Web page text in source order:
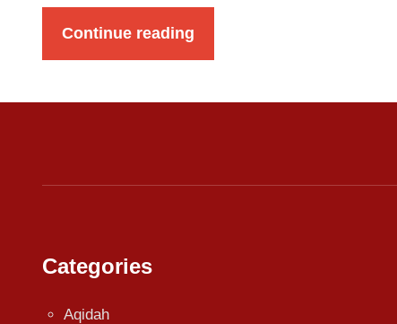
Continue reading
Categories
Aqidah